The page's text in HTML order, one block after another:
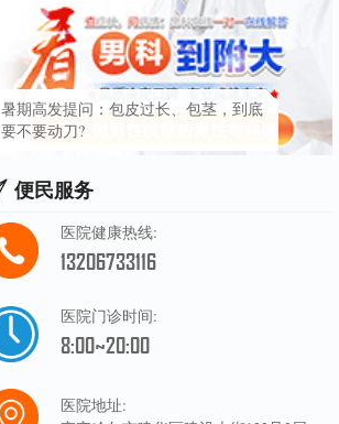
暑期高发提问：包皮过长、包茎，到底
要不要动刀?
便民服务
医院健康热线:
13206733116
医院门诊时间:
8:00~20:00
医院地址: